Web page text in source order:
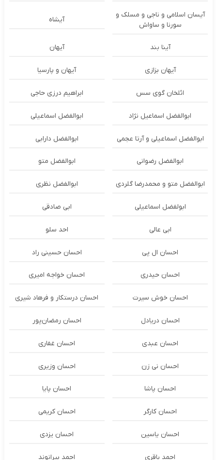
آیسان اسلامی و ناجی و مسلک و
سورنا و ساواش
آیشاه
آینا بند آیهان
آیهان بزازی آیهان و پارسیا
ائلخان گوی سس ابراهیم درزی حاجی
ابوالفضل اسماعیل نژاد ابوالفضل اسماعیلی
ابوالفضل اسماعیلی و آرتا عجمی ابوالفضل دارابی
ابوالفضل رضوانی ابوالفضل متو
ابوالفضل متو و محمدرضا گلردی ابوالفضل نظری
ابولفضل اسماعیلی ابی صادقی
ابی عالی احد سلو
احسان ال پی احسان حسینی راد
احسان حیدری احسان خواجه امیری
احسان خوش سیرت احسان درستكار و فرهاد شيرى
احسان دریادل احسان رمضان‌پور
احسان عبدی احسان غفاری
احسان نی زن احسان وزیری
احسان پاشا احسان پایا
احسان کارگر احسان کریمی
احسان یاسین احسان یزدی
احمد باقری احمد بیرانوند